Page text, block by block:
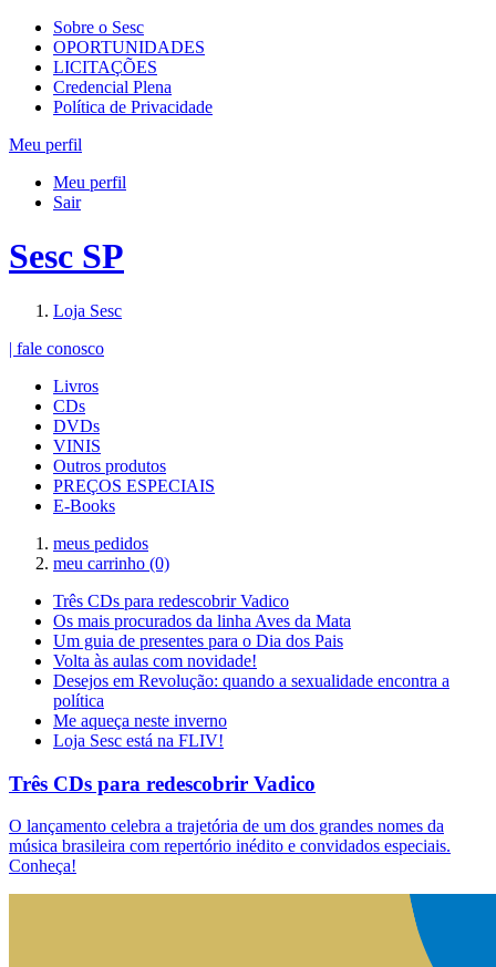
Sobre o Sesc
OPORTUNIDADES
LICITAÇÕES
Credencial Plena
Política de Privacidade
Meu perfil
Meu perfil
Sair
Sesc SP
Loja Sesc
| fale conosco
Livros
CDs
DVDs
VINIS
Outros produtos
PREÇOS ESPECIAIS
E-Books
meus pedidos
meu carrinho (0)
Três CDs para redescobrir Vadico
Os mais procurados da linha Aves da Mata
Um guia de presentes para o Dia dos Pais
Volta às aulas com novidade!
Desejos em Revolução: quando a sexualidade encontra a
política
Me aqueça neste inverno
Loja Sesc está na FLIV!
Três CDs para redescobrir Vadico
O lançamento celebra a trajetória de um dos grandes nomes da
música brasileira com repertório inédito e convidados especiais.
Conheça!